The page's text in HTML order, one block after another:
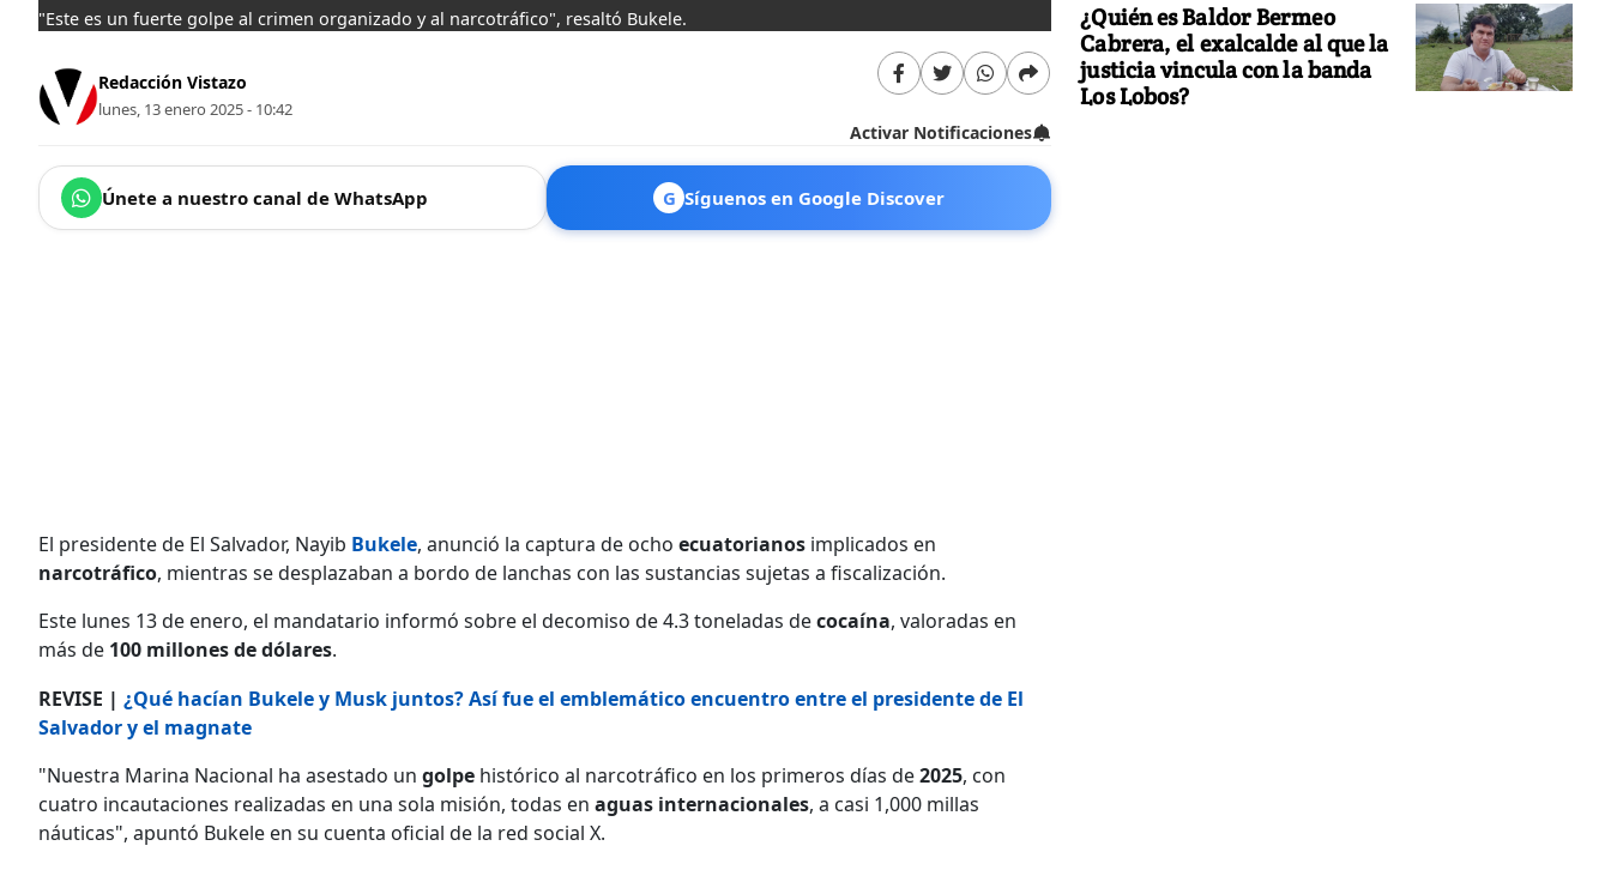
"Este es un fuerte golpe al crimen organizado y al narcotráfico", resaltó Bukele.
Redacción Vistazo
lunes, 13 enero 2025 - 10:42
Activar Notificaciones
Únete a nuestro canal de WhatsApp G Síguenos en Google Discover
El presidente de El Salvador, Nayib Bukele, anunció la captura de ocho ecuatorianos implicados en
narcotráfico, mientras se desplazaban a bordo de lanchas con las sustancias sujetas a fiscalización.
Este lunes 13 de enero, el mandatario informó sobre el decomiso de 4.3 toneladas decocaína, valoradas en
más de 100 millones de dólares.
REVISE | ¿Qué hacían Bukele y Musk juntos? Así fue el emblemático encuentro entre el presidente de El
Salvador y el magnate
"Nuestra Marina Nacional ha asestado un golpe histórico al narcotráfico en los primeros días de2025, con
cuatro incautaciones realizadas en una sola misión, todas en aguas internacionales, a casi 1,000 millas
náuticas", apuntó Bukele en su cuenta oficial de la red social X.
¿Quién es Baldor Bermeo
Cabrera, el exalcalde al que la
justicia vincula con la banda
Los Lobos?